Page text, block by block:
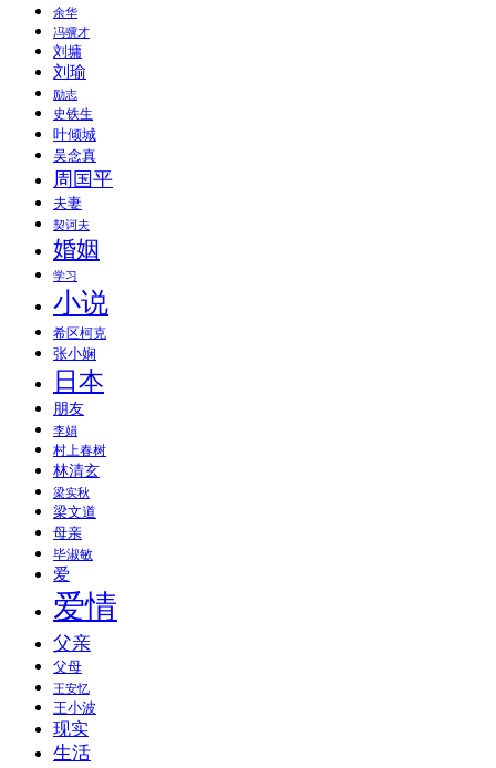
余华
冯骥才
刘墉
刘瑜
励志
史铁生
叶倾城
吴念真
周国平
夫妻
契诃夫
婚姻
学习
小说
希区柯克
张小娴
日本
朋友
李娟
村上春树
林清玄
梁实秋
梁文道
母亲
毕淑敏
爱
爱情
父亲
父母
王安忆
王小波
现实
生活